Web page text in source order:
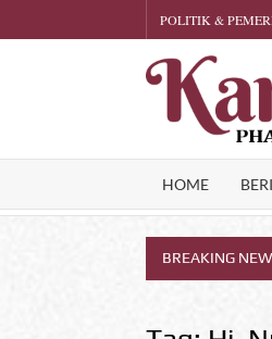
to
POLITIK &
HOME
BREAKING
Ciremai Diwanti-wanti Jelang